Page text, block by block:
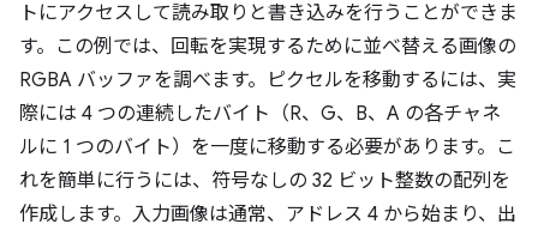
トにアクセスして読み取りと書き込みを行うことができま
す。この例では、回転を実現するために並べ替える画像の
RGBA バッファを調べます。ピクセルを移動するには、実
際には 4 つの連続したバイト（R、G、B、A の各チャネ
ルに 1 つのバイト）を一度に移動する必要があります。こ
れを簡単に行うには、符号なしの 32 ビット整数の配列を
作成します。 入力画像は通常、アドレス 4 から始まり、出